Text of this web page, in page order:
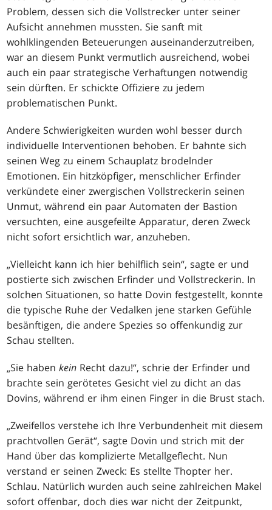
Problem, dessen sich die Vollstrecker unter seiner
Aufsicht annehmen mussten. Sie sanft mit
wohlklingenden Beteuerungen auseinanderzutreiben,
war an diesem Punkt vermutlich ausreichend, wobei
auch ein paar strategische Verhaftungen notwendig
sein dürften. Er schickte Offiziere zu jedem
problematischen Punkt.
Andere Schwierigkeiten wurden wohl besser durch
individuelle Interventionen behoben. Er bahnte sich
seinen Weg zu einem Schauplatz brodelnder
Emotionen. Ein hitzköpfiger, menschlicher Erfinder
verkündete einer zwergischen Vollstreckerin seinen
Unmut, während ein paar Automaten der Bastion
versuchten, eine ausgefeilte Apparatur, deren Zweck
nicht sofort ersichtlich war, anzuheben.
„Vielleicht kann ich hier behilflich sein“, sagte er und
postierte sich zwischen Erfinder und Vollstreckerin. In
solchen Situationen, so hatte Dovin festgestellt, konnte
die typische Ruhe der Vedalken jene starken Gefühle
besänftigen, die andere Spezies so offenkundig zur
Schau stellten.
„Sie habenkein Recht dazu!“, schrie der Erfinder und
brachte sein gerötetes Gesicht viel zu dicht an das
Dovins, während er ihm einen Finger in die Brust stach.
„Zweifellos verstehe ich Ihre Verbundenheit mit diesem
prachtvollen Gerät“, sagte Dovin und strich mit der
Hand über das komplizierte Metallgeflecht. Nun
verstand er seinen Zweck: Es stellte Thopter her.
Schlau. Natürlich wurden auch seine zahlreichen Makel
sofort offenbar, doch dies war nicht der Zeitpunkt,